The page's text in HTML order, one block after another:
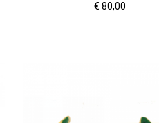
€ 80,00